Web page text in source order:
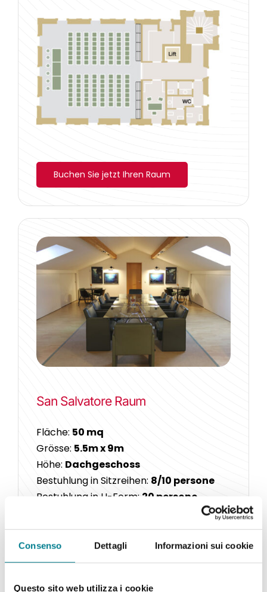
Consenso Dettagli Informazioni sui cookie
Questo sito web utilizza i cookie
Buchen Sie jetzt Ihren Raum
San Salvatore Raum
Fläche: 50 mq
Grösse: 5.5m x 9m
Höhe: Dachgeschoss
Bestuhlung in Sitzreihen: 8/10 persone
Bestuhlung in U-Form: 20 persone